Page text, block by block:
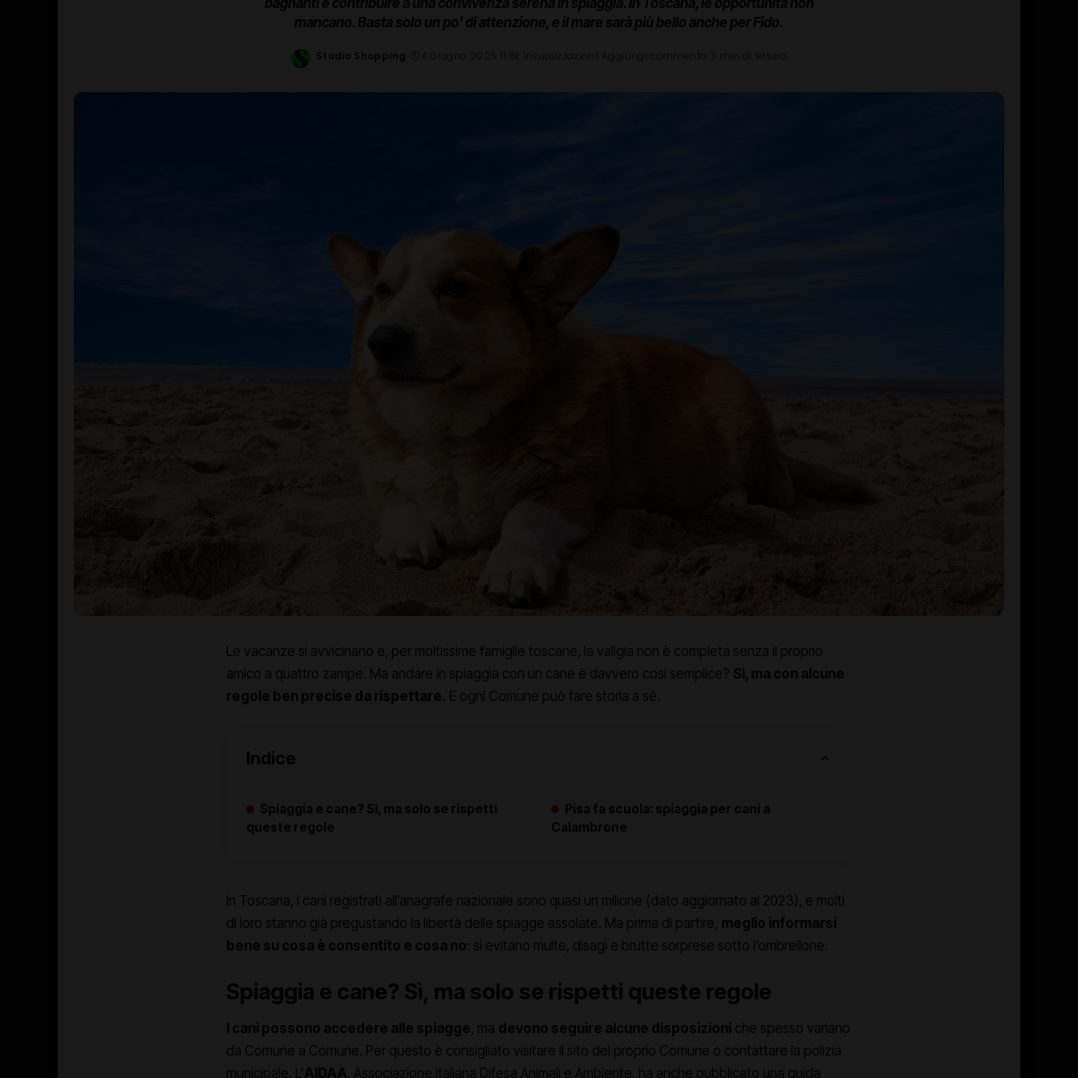
bagnanti e contribuire a una convivenza serena in spiaggia. In Toscana, le opportunità non
mancano. Basta solo un po’ di attenzione, e il mare sarà più bello anche per Fido.
Posted
Studio Shopping 4 Giugno 2025 11.8k Visualizzazioni Aggiungi commento 3 min di lettura
Le vacanze si avvicinano e, per moltissime famiglie toscane, la valigia non è completa senza il proprio
amico a quattro zampe. Ma andare in spiaggia con un cane è davvero così semplice? Sì, ma con alcune
regole ben precise da rispettare. E ogni Comune può fare storia a sé.
Indice
Spiaggia e cane? Sì, ma solo se rispetti
queste regole
Pisa fa scuola: spiaggia per cani a
Calambrone
In Toscana, i cani registrati all’anagrafe nazionale sono quasi un milione (dato aggiornato al 2023), e molti
di loro stanno già pregustando la libertà delle spiagge assolate. Ma prima di partire, meglio informarsi
bene su cosa è consentito e cosa no : si evitano multe, disagi e brutte sorprese sotto l’ombrellone.
Spiaggia e cane? Sì, ma solo se rispetti queste regole
I cani possono accedere alle spiagge , ma devono seguire alcune disposizioni che spesso variano
da Comune a Comune. Per questo è consigliato visitare il sito del proprio Comune o contattare la polizia
municipale. L’AIDAA , Associazione Italiana Difesa Animali e Ambiente, ha anche pubblicato una guida